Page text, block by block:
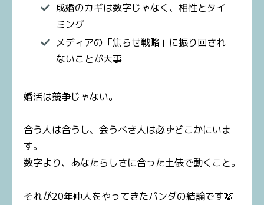
成婚のカギは数字じゃなく、相性とタイ
ミング
メディアの「焦らせ戦略」に振り回され
ないことが大事
婚活は競争じゃない。
合う人は合うし、会うべき人は必ずどこかにいま
す。
数字より、あなたらしさに合った土俵で動くこと。
それが20年仲人をやってきたパンダの結論です🐼